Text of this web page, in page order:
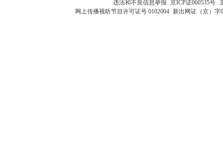
违法和不良信息举报 京ICP证060535号
网上传播视听节目许可证号 0102004 新出网证（京）